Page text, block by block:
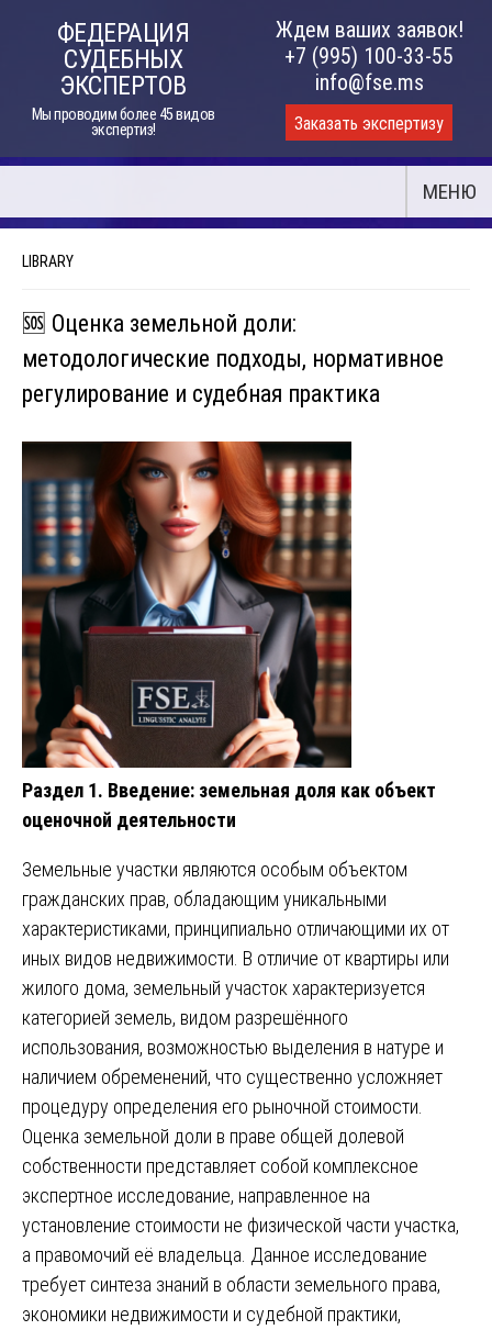
ФЕДЕРАЦИЯ
СУДЕБНЫХ
ЭКСПЕРТОВ
Мы проводим более 45 видов
экспертиз!
Ждем ваших заявок!
+7 (995) 100-33-55
info@fse.ms
Заказать экспертизу
МЕНЮ
LIBRARY
🆘 Оценка земельной доли:
методологические подходы, нормативное
регулирование и судебная практика
Раздел 1. Введение: земельная доля как объект
оценочной деятельности
Земельные участки являются особым объектом
гражданских прав, обладающим уникальными
характеристиками, принципиально отличающими их от
иных видов недвижимости. В отличие от квартиры или
жилого дома, земельный участок характеризуется
категорией земель, видом разрешённого
использования, возможностью выделения в натуре и
наличием обременений, что существенно усложняет
процедуру определения его рыночной стоимости.
Оценка земельной доли в праве общей долевой
собственности представляет собой комплексное
экспертное исследование, направленное на
установление стоимости не физической части участка,
а правомочий её владельца. Данное исследование
требует синтеза знаний в области земельного права,
экономики недвижимости и судебной практики,